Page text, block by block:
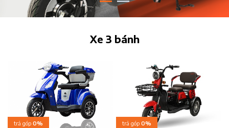
Xe 3 bánh
trả góp 0% trả góp 0%